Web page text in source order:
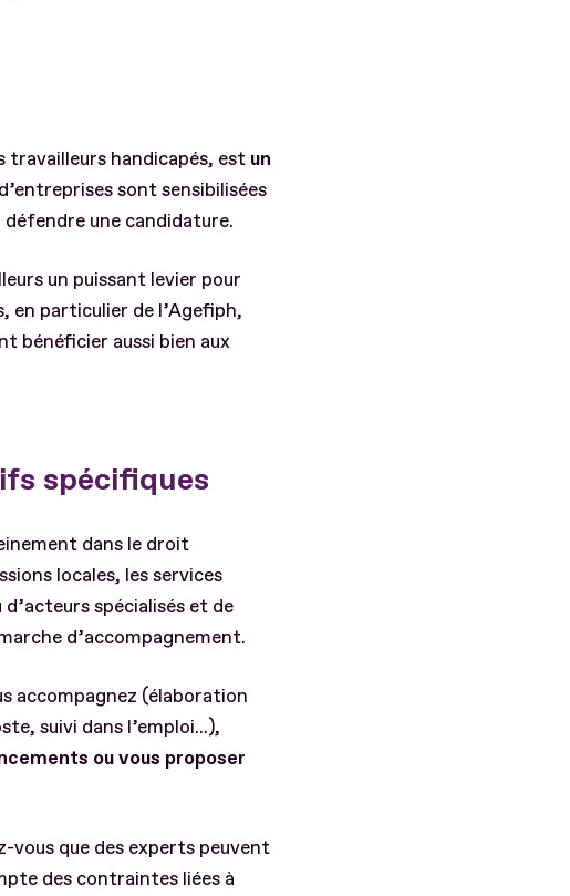
travailleurs handicapés, est un
sont sensibilisées
une candidature.
un puissant levier pour
en particulier de l’Agefiph,
bénéficier aussi bien aux
spécifiques
dans le droit
locales, les services
spécialisés et de
d’accompagnement.
accompagnez (élaboration
suivi dans l’emploi...),
ou vous proposer
vous que des experts peuvent
des contraintes liées à